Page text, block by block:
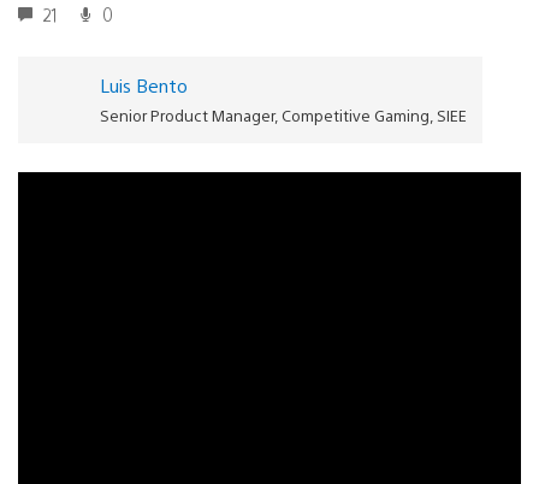
21 0
Luis Bento
Senior Product Manager, Competitive Gaming, SIEE